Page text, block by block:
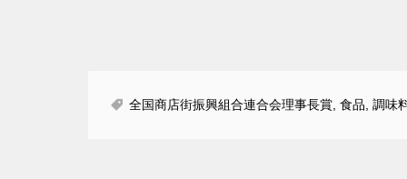
全国商店街振興組合連合会理事長賞 食品 調味